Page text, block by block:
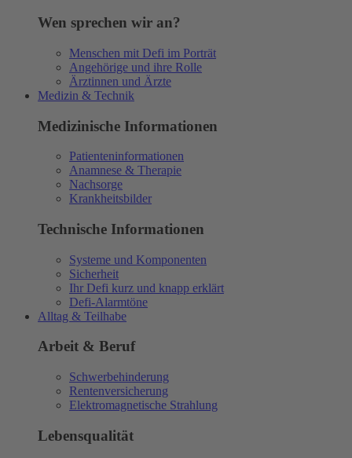
Wen sprechen wir an?
Menschen mit Defi im Porträt
Angehörige und ihre Rolle
Ärztinnen und Ärzte
Medizin & Technik
Medizinische Informationen
Patienteninformationen
Anamnese & Therapie
Nachsorge
Krankheitsbilder
Technische Informationen
Systeme und Komponenten
Sicherheit
Ihr Defi kurz und knapp erklärt
Defi-Alarmtöne
Alltag & Teilhabe
Arbeit & Beruf
Schwerbehinderung
Rentenversicherung
Elektromagnetische Strahlung
Lebensqualität